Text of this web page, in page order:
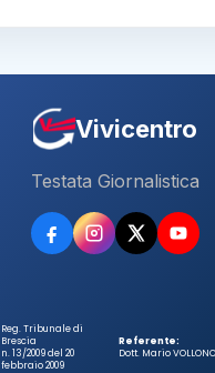
Vivicentro
Testata Giornalistica
Reg. Tribunale di
Brescia
n. 13/2009 del 20
febbraio 2009
Referente:
Dott. Mario VOLLONO